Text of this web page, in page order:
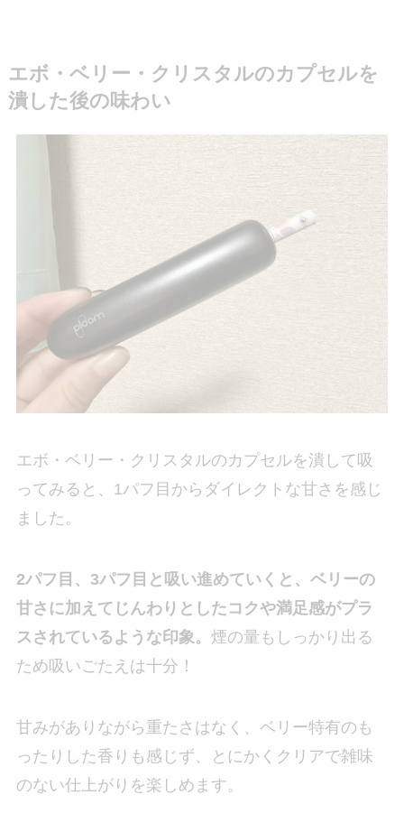
エボ・ベリー・クリスタルのカプセルを
潰した後の味わい
エボ・ベリー・クリスタルのカプセルを潰して吸
ってみると、1パフ目からダイレクトな甘さを感じ
ました。
2パフ目、3パフ目と吸い進めていくと、ベリーの
甘さに加えてじんわりとしたコクや満足感がプラ
スされているような印象。 煙の量もしっかり出る
ため吸いごたえは十分！
甘みがありながら重たさはなく、ベリー特有のも
ったりした香りも感じず、とにかくクリアで雑味
のない仕上がりを楽しめます。